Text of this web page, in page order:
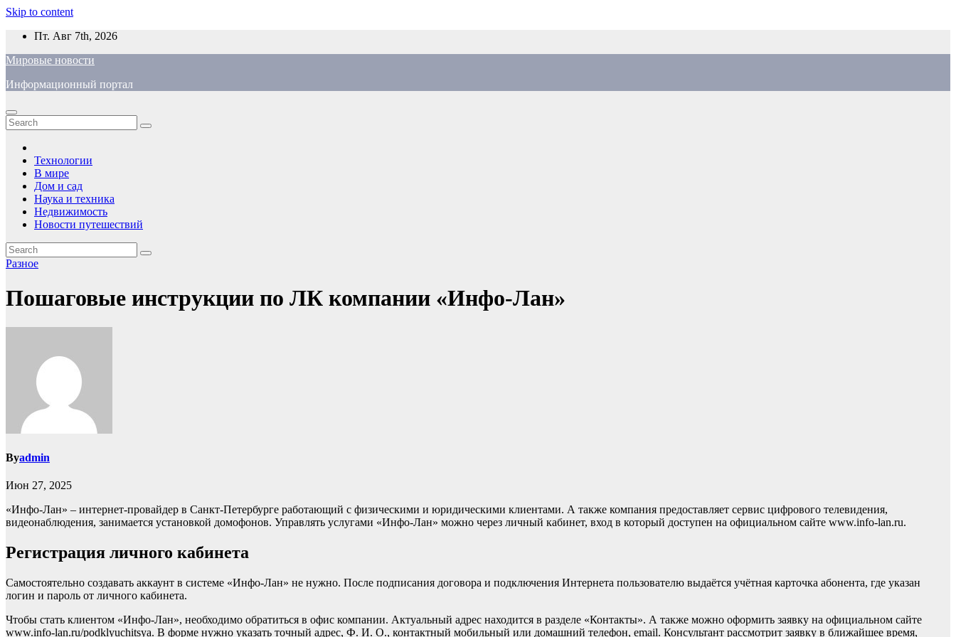
Skip to content
Пт. Авг 7th, 2026
Мировые новости
Информационный портал
Технологии
В мире
Дом и сад
Наука и техника
Недвижимость
Новости путешествий
Разное
Пошаговые инструкции по ЛК компании «Инфо-Лан»
Byadmin
Июн 27, 2025
«Инфо-Лан» – интернет-провайдер в Санкт-Петербурге работающий с физическими и юридическими клиентами. А также компания предоставляет сервис цифрового телевидения,
видеонаблюдения, занимается установкой домофонов. Управлять услугами «Инфо-Лан» можно через личный кабинет, вход в который доступен на официальном сайте www.info-lan.ru.
Регистрация личного кабинета
Самостоятельно создавать аккаунт в системе «Инфо-Лан» не нужно. После подписания договора и подключения Интернета пользователю выдаётся учётная карточка абонента, где указан
логин и пароль от личного кабинета.
Чтобы стать клиентом «Инфо-Лан», необходимо обратиться в офис компании. Актуальный адрес находится в разделе «Контакты». А также можно оформить заявку на официальном сайте
www.info-lan.ru/podklyuchitsya. В форме нужно указать точный адрес, Ф. И. О., контактный мобильный или домашний телефон, email. Консультант рассмотрит заявку в ближайшее время,